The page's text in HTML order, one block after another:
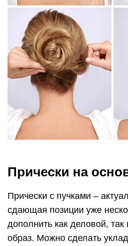
Прически на
Прически с пучками –
сдающая позиции уже
дополнить как деловой,
образ. Можно сделать